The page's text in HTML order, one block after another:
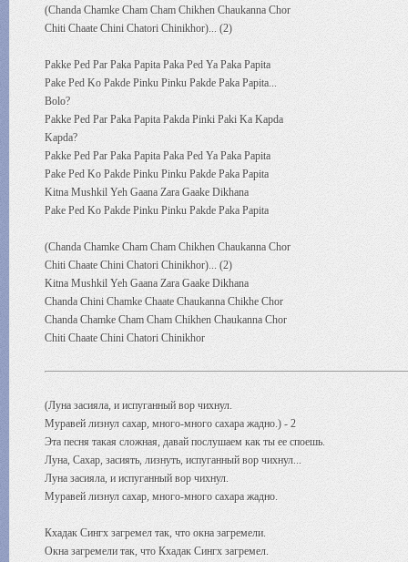
(Chanda Chamke Cham Cham Chikhen Chaukanna Chor
Chiti Chaate Chini Chatori Chinikhor)... (2)
Pakke Ped Par Paka Papita Paka Ped Ya Paka Papita
Pake Ped Ko Pakde Pinku Pinku Pakde Paka Papita...
Bolo?
Pakke Ped Par Paka Papita Pakda Pinki Paki Ka Kapda
Kapda?
Pakke Ped Par Paka Papita Paka Ped Ya Paka Papita
Pake Ped Ko Pakde Pinku Pinku Pakde Paka Papita
Kitna Mushkil Yeh Gaana Zara Gaake Dikhana
Pake Ped Ko Pakde Pinku Pinku Pakde Paka Papita
(Chanda Chamke Cham Cham Chikhen Chaukanna Chor
Chiti Chaate Chini Chatori Chinikhor)... (2)
Kitna Mushkil Yeh Gaana Zara Gaake Dikhana
Chanda Chini Chamke Chaate Chaukanna Chikhe Chor
Chanda Chamke Cham Cham Chikhen Chaukanna Chor
Chiti Chaate Chini Chatori Chinikhor
(Луна засияла, и испуганный вор чихнул.
Муравей лизнул сахар, много-много сахара жадно.) - 2
Эта песня такая сложная, давай послушаем как ты ее споешь.
Луна, Сахар, засиять, лизнуть, испуганный вор чихнул...
Луна засияла, и испуганный вор чихнул.
Муравей лизнул сахар, много-много сахара жадно.
Кхадак Сингх загремел так, что окна загремели.
Окна загремели так, что Кхадак Сингх загремел.